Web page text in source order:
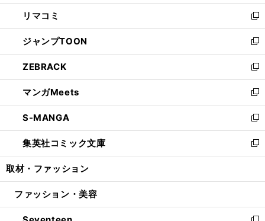
ウ
で
開
く
ン
ド
ウ
で
開
く
ウ
ィ
ン
ド
ウ
で
開
く
し
い
ウ
ィ
ン
ド
ウ
で
開
く
リマコミ
新
し
い
ウ
ィ
ン
ド
ウ
で
開
く
ジャンプTOON
新
し
い
ウ
ィ
ン
ド
ウ
で
開
ZEBRACK
新
し
い
ウ
ィ
ン
ド
ウ
開
マンガMeets
新
し
い
ウ
ィ
ン
ウ
開
S-MANGA
新
し
い
ウ
ン
ウ
集英社コミック文庫
新
し
ウ
ン
取材・ファッション
ファッション・美容